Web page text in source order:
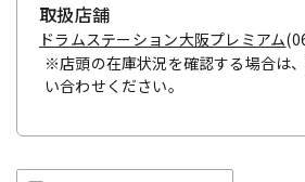
取扱店舗
ドラムステーション大阪プレミアム
※店頭の在庫状況を確認する場合は
い合わせください。